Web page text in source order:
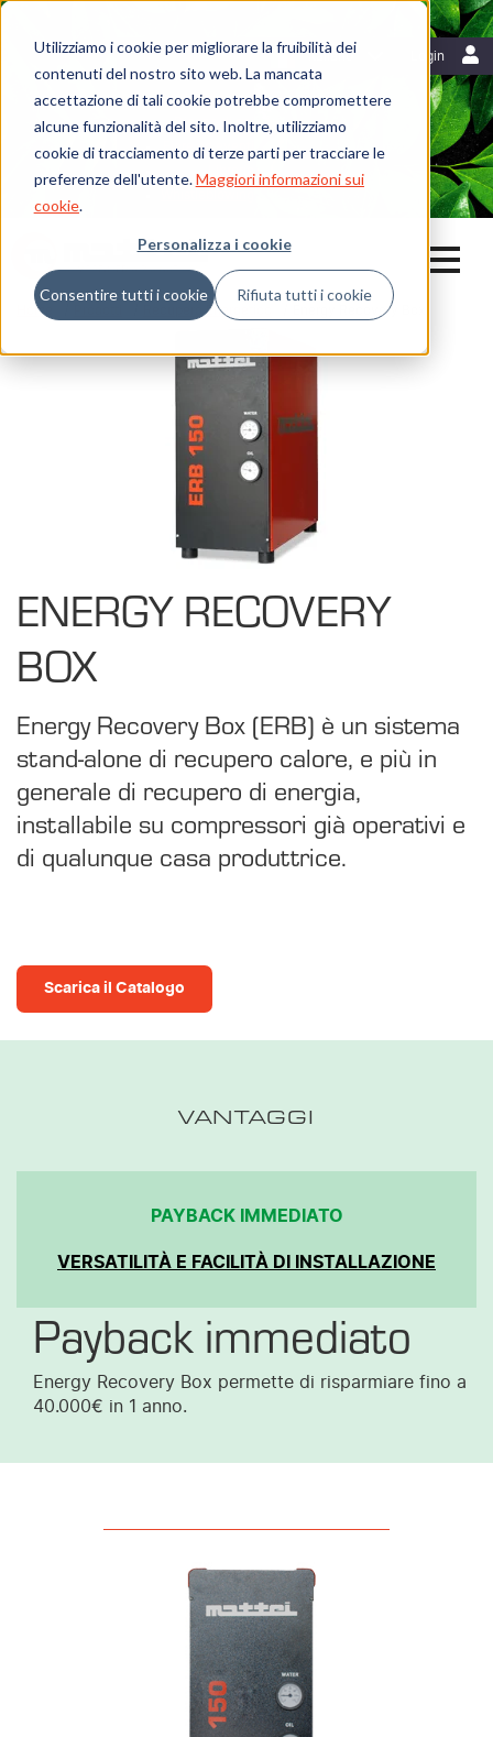
Utilizziamo i cookie per migliorare la fruibilità dei
contenuti del nostro sito web. La mancata
accettazione di tali cookie potrebbe compromettere
alcune funzionalità del sito. Inoltre, utilizziamo
cookie di tracciamento di terze parti per tracciare le
preferenze dell'utente.Maggiori informazioni sui
cookie.
Personalizza i cookie
Consentire tutti i cookie Rifiuta tutti i cookie
Login
Italiano
Risorse
Blog
Mattei News
Dicono di noi
Fiere ed eventi
Home Recupero Energetico Energy Recovery Box
ENERGY RECOVERY
BOX
Energy Recovery Box (ERB) è un sistema
stand-alone di recupero calore, e più in
generale di recupero di energia,
installabile su compressori già operativi e
di qualunque casa produttrice.
Scarica il Catalogo
VANTAGGI
PAYBACK IMMEDIATO
VERSATILITÀ E FACILITÀ DI INSTALLAZIONE
Payback immediato
Energy Recovery Box permette di risparmiare fino a
40.000€ in 1 anno.